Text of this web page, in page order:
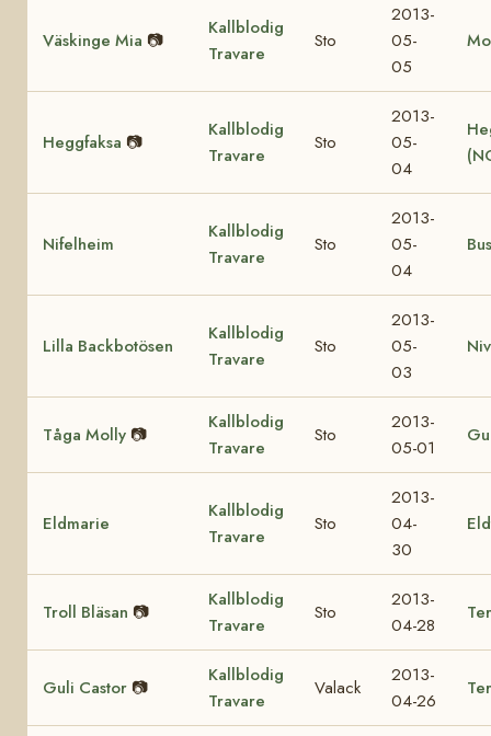
Väskinge Mia 📷
Kallblodig
Travare
Sto
2013-
05-
05
Heggfaksa 📷
Kallblodig
Travare
Sto
2013-
05-
04
Nifelheim
Kallblodig
Travare
Sto
2013-
05-
04
Lilla Backbotösen
Kallblodig
Travare
Sto
2013-
05-
03
Tåga Molly 📷
Kallblodig
Travare
Sto
2013-
05-01
Eldmarie
Kallblodig
Travare
Sto
2013-
04-
30
Troll Bläsan 📷
Kallblodig
Travare
Sto
2013-
04-28
Guli Castor 📷
Kallblodig
Travare
Valack
2013-
04-26